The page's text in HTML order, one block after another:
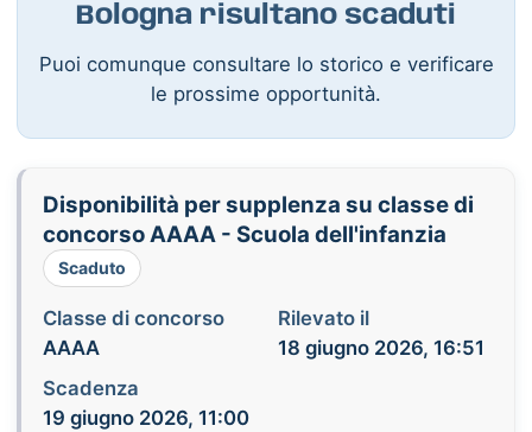
Bologna risultano scaduti
Puoi comunque consultare lo storico e verificare
le prossime opportunità.
Disponibilità per supplenza su classe di
concorso AAAA - Scuola dell'infanzia
Scaduto
Classe di concorso
AAAA
Rilevato il
18 giugno 2026, 16:51
Scadenza
19 giugno 2026, 11:00